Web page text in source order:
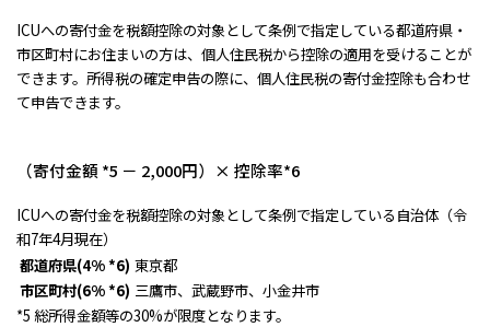
ICUへの寄付金を税額控除の対象として条例で指定している都道府県・
市区町村にお住まいの方は、個人住民税から控除の適用を受けることが
できます。所得税の確定申告の際に、個人住民税の寄付金控除も合わせ
て申告できます。
（寄付金額 *5 － 2,000円）× 控除率*6
ICUへの寄付金を税額控除の対象として条例で指定している自治体（令
和7年4月現在）
都道府県(4% *6) 東京都
市区町村(6% *6) 三鷹市、武蔵野市、小金井市
*5 総所得金額等の30%が限度となります。